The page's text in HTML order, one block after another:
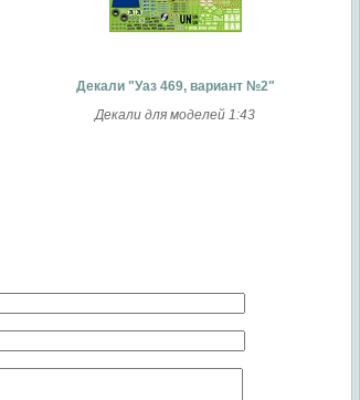
Декали "Уаз 469, вариант №2"
Декали для моделей 1:43